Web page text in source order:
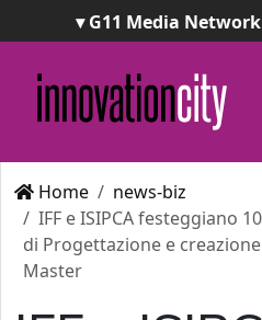
▾ G11 Media
ImpresaCity |
Awards
Italian Project
Awards
Home
news-biz
IFF e ISIPCA festeggiano
di Progettazione e
Master